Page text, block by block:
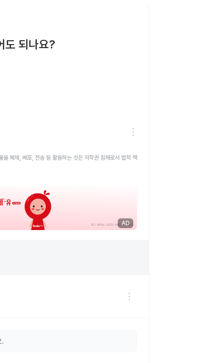
도 되나요?
복제, 배포, 전송 등 활용하는 것은 저작권 침해로서 법적 책
AD
.